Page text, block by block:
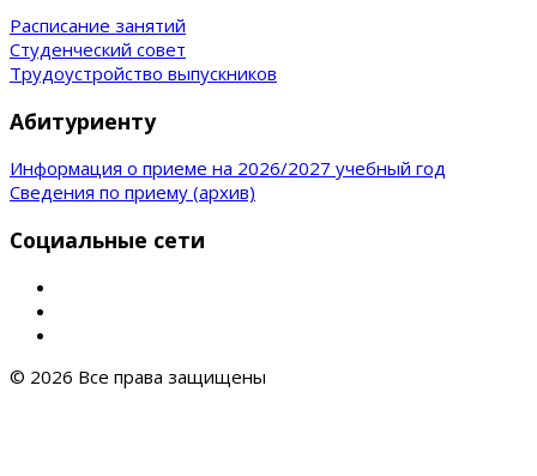
Расписание занятий
Студенческий совет
Трудоустройство выпускников
Абитуриенту
Информация о приеме на 2026/2027 учебный год
Сведения по приему (архив)
Социальные сети
© 2026 Все права защищены